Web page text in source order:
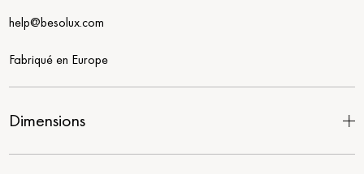
help@besolux.com
Fabriqué en Europe
Dimensions